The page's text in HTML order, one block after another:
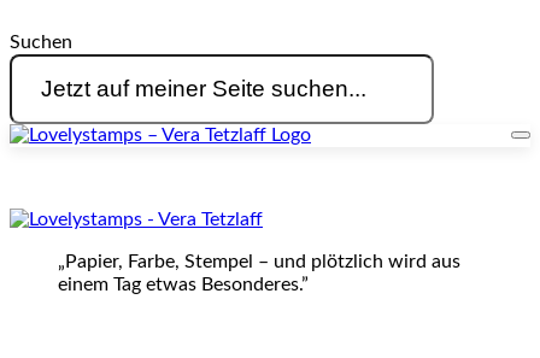
Suchen
„Papier, Farbe, Stempel – und plötzlich wird aus
einem Tag etwas Besonderes.”